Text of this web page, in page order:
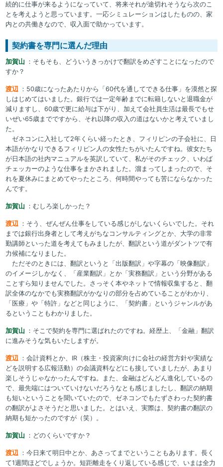
続的に仕事が来るようになっていて、将来それが途切れそうなら次のこ
とを考えようと思っています。一応シミュレーションはしたものの、家
内との共働きなので、収入面で助かっています。
契約書を専門に選んだ理由
加賀山 ：そもそも、どういうきっかけで翻訳をめざすことになったので
すか？
渡辺
：50歳になったあたりから「60代を通してできる仕事」を漠然と探
しはじめてはいました。銀行では一定年齢までに転籍しないと退職金が
減りますし、60歳で更に給与は下がり、加えて会社員生活は最長でもせ
いぜい65歳までですから、それ以降の収入の道はないかと考えていまし
た。
ゼネコンに入社して2年くらい経ったとき、フィリピンの子会社に、日
本語がかなりできるフィリピン人の女性たちがいたんですね。彼女たち
が日本語の社内マニュアルを英訳していて、私がそのチェック、いわば
チェッカーのような仕事をまかされました。溜まってしまったので、そ
れを夏休みにまとめてやったところ、何時間やっても苦にならなかった
んです。
加賀山 ：むしろ楽しかった？
渡辺
：そう、ぜんぜん仕事をしている感じがしないくらいでした。それ
までは銀行出身者として考えがちなコンサルティングとか、大学の非常
勤講師といった道を考えてもみましたが、翻訳という道がダントツで有
力候補になりました。
ただそのときには、翻訳というと「出版翻訳」や字幕の「映像翻訳」
のイメージしかなく、「産業翻訳」とか「実務翻訳」という分野がある
ことすら知りませんでした。さっそく本やネットで情報収集すると、翻
訳全体のなかでも実務翻訳がかなりの部分を占めていることがわかり、
「医療」や「特許」などと同じように、「契約書」というジャンルがあ
るということもわかりました。
加賀山 ：そこで契約を専門に選ばれたのですね。経歴上、「金融」翻訳
に進みそうな気もいたしますが。
渡辺
：会計資料とか、IR（株主・投資家向けに会社の経営方針や実績な
どを説明する広報活動）の会議資料などにも接していましたが、あまり
楽しそうじゃなかったんですね。また、金融はどんどん進化しているの
で、最先端にはついていけないだろうなとも感じましたし、翻訳の納期
も短いということを聞いていたので、ゼネコンでもたずさわった契約書
の翻訳がよさそうだと思いました。とはいえ、実際は、契約書の翻訳の
納期も短かったのですが（笑）。
加賀山 ：どのくらいですか？
渡辺
：今日来て明日中とか、あさってまでということもあります。長く
て1週間ほどでしょうか。短距離走をくり返している感じで、いまは全力